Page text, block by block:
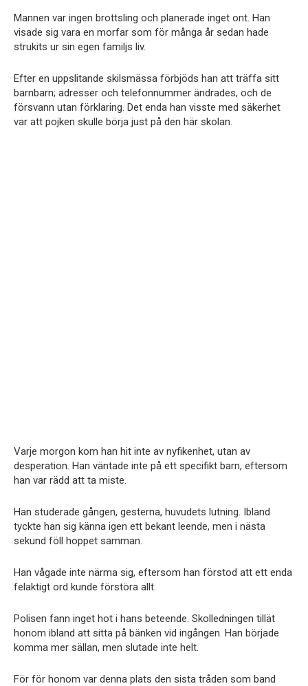
Mannen var ingen brottsling och planerade inget ont. Han
visade sig vara en morfar som för många år sedan hade
strukits ur sin egen familjs liv.
Efter en uppslitande skilsmässa förbjöds han att träffa sitt
barnbarn; adresser och telefonnummer ändrades, och de
försvann utan förklaring. Det enda han visste med säkerhet
var att pojken skulle börja just på den här skolan.
Varje morgon kom han hit inte av nyfikenhet, utan av
desperation. Han väntade inte på ett specifikt barn, eftersom
han var rädd att ta miste.
Han studerade gången, gesterna, huvudets lutning. Ibland
tyckte han sig känna igen ett bekant leende, men i nästa
sekund föll hoppet samman.
Han vågade inte närma sig, eftersom han förstod att ett enda
felaktigt ord kunde förstöra allt.
Polisen fann inget hot i hans beteende. Skolledningen tillät
honom ibland att sitta på bänken vid ingången. Han började
komma mer sällan, men slutade inte helt.
För för honom var denna plats den sista tråden som band